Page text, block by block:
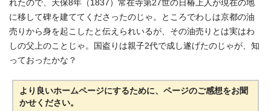
れたので、天保8年（1837）常在寺第27世の日椿上人が現在の地
に移して碑を建ててくださったのじゃ。ところでわしは京都の油
売りから身を起こしたと伝えられいるが、その油売りとは実はわ
しの父上のことじゃ。国盗りは親子2代で成し遂げたのじゃが、知
っておったかな？
より良いホームページにするために、ページのご感想をお聞
かせください。